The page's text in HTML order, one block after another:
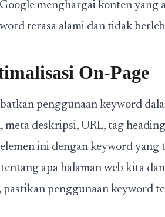
menghargai konten yang
terasa alami dan tidak
On-Page
penggunaan keyword
meta deskripsi, URL, tag
ini dengan keyword yang
apa halaman web kita
pastikan penggunaan keyword